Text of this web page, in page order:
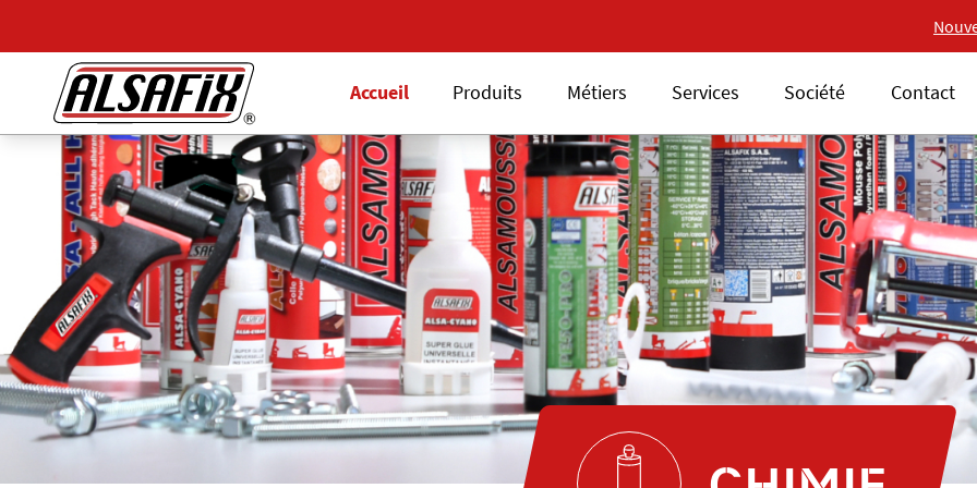
Nouvelle gamme 18V
Accueil Produits Métiers Services Société Contact